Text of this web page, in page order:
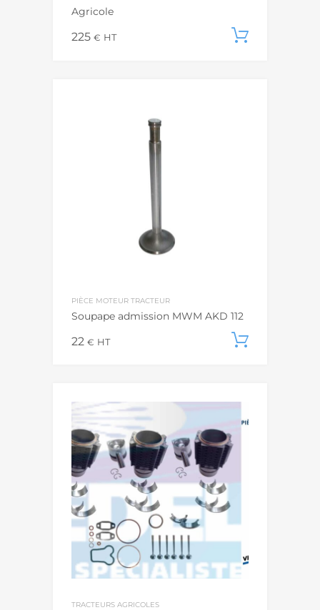
Agricole
225 € HT
PIÈCE MOTEUR TRACTEUR
Soupape admission MWM AKD 112
22 € HT
TRACTEURS AGRICOLES